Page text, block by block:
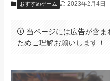
おすすめゲーム 2023年2月4日
当ページには広告が含
ためご理解お願いします！